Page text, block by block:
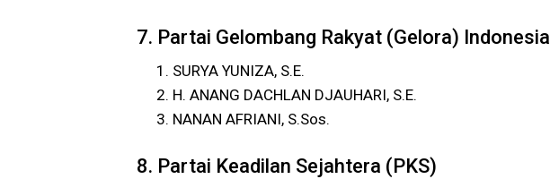
7. Partai Gelombang Rakyat (Gelora) Indonesia
SURYA YUNIZA, S.E.
H. ANANG DACHLAN DJAUHARI, S.E.
NANAN AFRIANI, S.Sos.
8. Partai Keadilan Sejahtera (PKS)